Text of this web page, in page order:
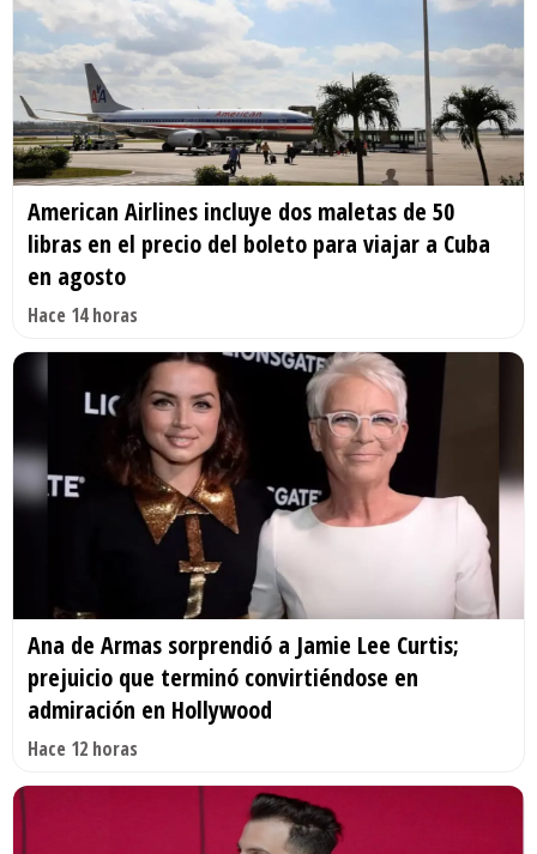
American Airlines incluye dos maletas de 50
libras en el precio del boleto para viajar a Cuba
en agosto
Hace 14 horas
Ana de Armas sorprendió a Jamie Lee Curtis;
prejuicio que terminó convirtiéndose en
admiración en Hollywood
Hace 12 horas